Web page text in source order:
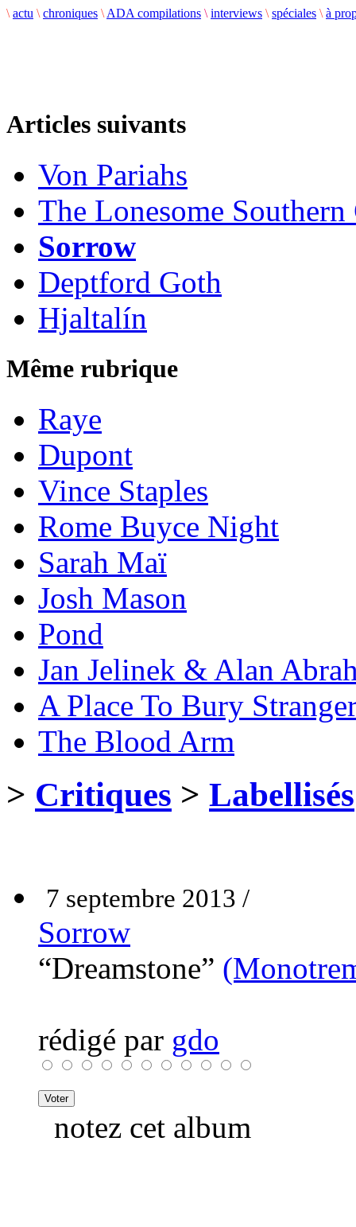
\ actu \ chroniques \ ADA compilations \ interviews \ spéciales \ à
Articles suivants
Von Pariahs
The Lonesome
Sorrow
Deptford Goth
Hjaltalín
Même rubrique
Raye
Dupont
Vince Staples
Rome Buyce Night
Sarah Maï
Josh Mason
Pond
Jan Jelinek & Alan
A Place To Bury
The Blood Arm
> Critiques > Labellisés
7 septembre 2013 /
Sorrow
“Dreamstone”
rédigé par gdo
notez cet album